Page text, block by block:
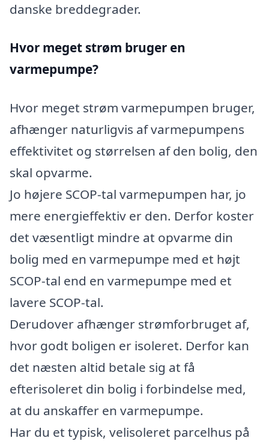
danske breddegrader.
Hvor meget strøm bruger en
varmepumpe?
Hvor meget strøm varmepumpen bruger,
afhænger naturligvis af varmepumpens
effektivitet og størrelsen af den bolig, den
skal opvarme.
Jo højere SCOP-tal varmepumpen har, jo
mere energieffektiv er den. Derfor koster
det væsentligt mindre at opvarme din
bolig med en varmepumpe med et højt
SCOP-tal end en varmepumpe med et
lavere SCOP-tal.
Derudover afhænger strømforbruget af,
hvor godt boligen er isoleret. Derfor kan
det næsten altid betale sig at få
efterisoleret din bolig i forbindelse med,
at du anskaffer en varmepumpe.
Har du et typisk, velisoleret parcelhus på